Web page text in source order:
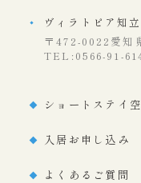
ヴィラトピア知
〒472-0022愛知
TEL:0566-91-
ショートステイ
入居お申し込み
よくあるご質問